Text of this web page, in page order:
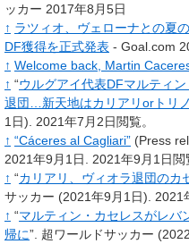
ッカー 2017年8月5日
↑ ラツィオ、ヴェローナとの夏
DF獲得を正式発表 - Goal.com
↑ Welcome back, Martin
↑ “ウルグアイ代表DFマルティ
退団…新天地はカリアリorトリ
1日).
2021年7月2日閲覧。
↑ “Cáceres al Cagliari” (Press
2021年9月1日
. 2021年9月1日閲
↑ “カリアリ、ヴィオラ退団のカ
サッカー (2021年9月1日).
2021
↑ “マルティン・カセレスがレバ
帰に”. 超ワールドサッカー